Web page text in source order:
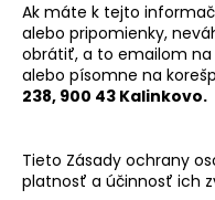
Ak máte k tejto
alebo pripomienky,
obrátiť, a to emailom na
alebo písomne na
238, 900 43 Kalinkovo.
Tieto Zásady ochrany
platnosť a účinnosť ich